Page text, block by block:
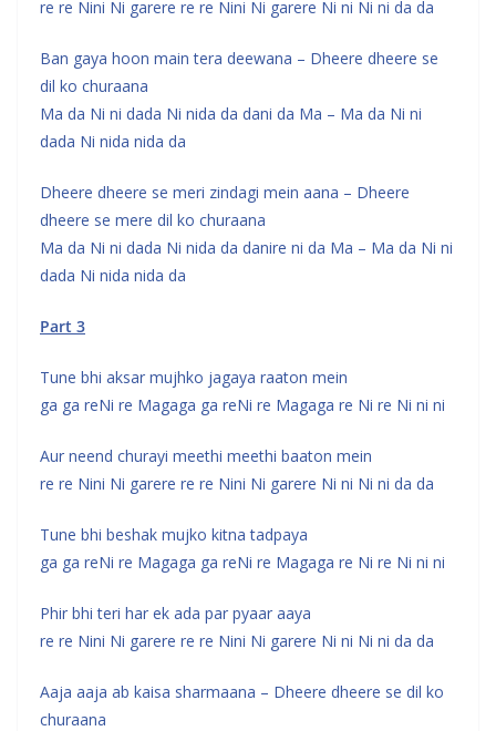
re re Nini Ni garere re re Nini Ni garere Ni ni Ni ni da da
Ban gaya hoon main tera deewana – Dheere dheere se
dil ko churaana
Ma da Ni ni dada Ni nida da dani da Ma – Ma da Ni ni
dada Ni nida nida da
Dheere dheere se meri zindagi mein aana – Dheere
dheere se mere dil ko churaana
Ma da Ni ni dada Ni nida da danire ni da Ma – Ma da Ni ni
dada Ni nida nida da
Part 3
Tune bhi aksar mujhko jagaya raaton mein
ga ga reNi re Magaga ga reNi re Magaga re Ni re Ni ni ni
Aur neend churayi meethi meethi baaton mein
re re Nini Ni garere re re Nini Ni garere Ni ni Ni ni da da
Tune bhi beshak mujko kitna tadpaya
ga ga reNi re Magaga ga reNi re Magaga re Ni re Ni ni ni
Phir bhi teri har ek ada par pyaar aaya
re re Nini Ni garere re re Nini Ni garere Ni ni Ni ni da da
Aaja aaja ab kaisa sharmaana – Dheere dheere se dil ko
churaana